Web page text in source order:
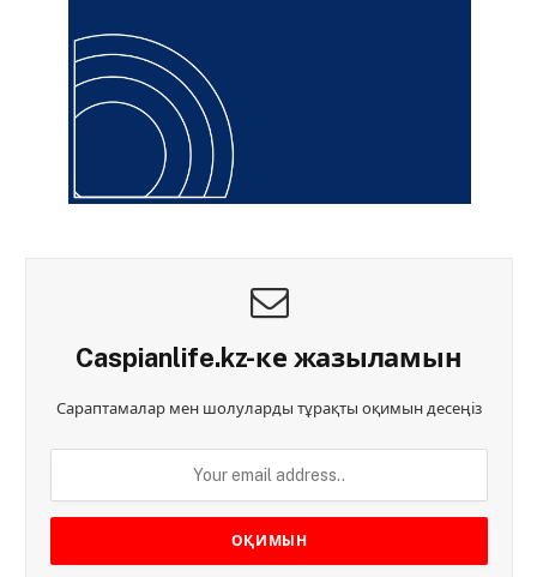
Caspianlife.kz-ке жазыламын
Сараптамалар мен шолуларды тұрақты оқимын десеңіз